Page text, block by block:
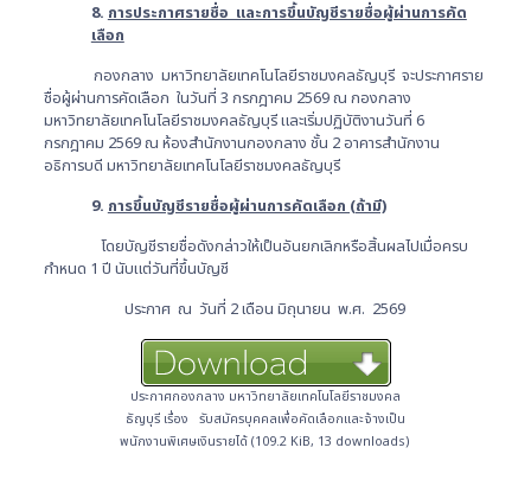
8.การประกาศรายชื่อ และการขึ้นบัญชีรายชื่อผู้ผ่านการคัด
เลือก
กองกลาง มหาวิทยาลัยเทคโนโลยีราชมงคลธัญบุรี จะประกาศราย
ชื่อผู้ผ่านการคัดเลือก ในวันที่ 3 กรกฎาคม 2569 ณ กองกลาง
มหาวิทยาลัยเทคโนโลยีราชมงคลธัญบุรี และเริ่มปฏิบัติงานวันที่ 6
กรกฎาคม 2569 ณ ห้องสำนักงานกองกลาง ชั้น 2 อาคารสำนักงาน
อธิการบดี มหาวิทยาลัยเทคโนโลยีราชมงคลธัญบุรี
9.การขึ้นบัญชีรายชื่อผู้ผ่านการคัดเลือก (ถ้ามี)
โดยบัญชีรายชื่อดังกล่าวให้เป็นอันยกเลิกหรือสิ้นผลไปเมื่อครบ
กำหนด 1 ปี นับแต่วันที่ขึ้นบัญชี
ประกาศ ณ วันที่ 2 เดือน มิถุนายน พ.ศ. 2569
ประกาศกองกลาง มหาวิทยาลัยเทคโนโลยีราชมงคล
ธัญบุรี เรื่อง รับสมัครบุคคลเพื่อคัดเลือกและจ้างเป็น
พนักงานพิเศษเงินรายได้ (109.2 KiB, 13 downloads)